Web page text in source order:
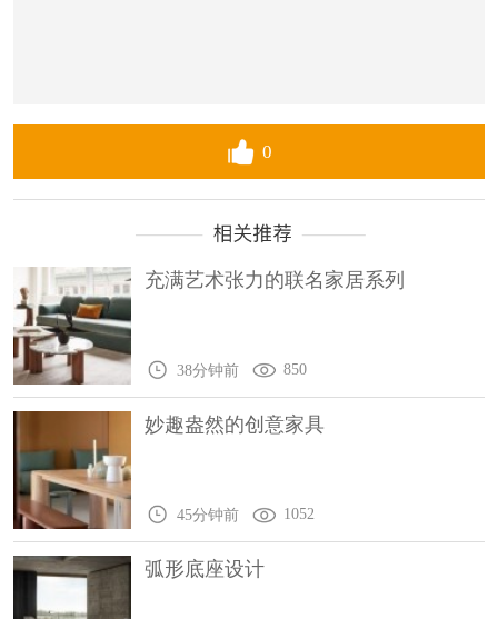
0
充满艺术张力的联名家居系列
38分钟前 850
妙趣盎然的创意家具
45分钟前 1052
弧形底座设计